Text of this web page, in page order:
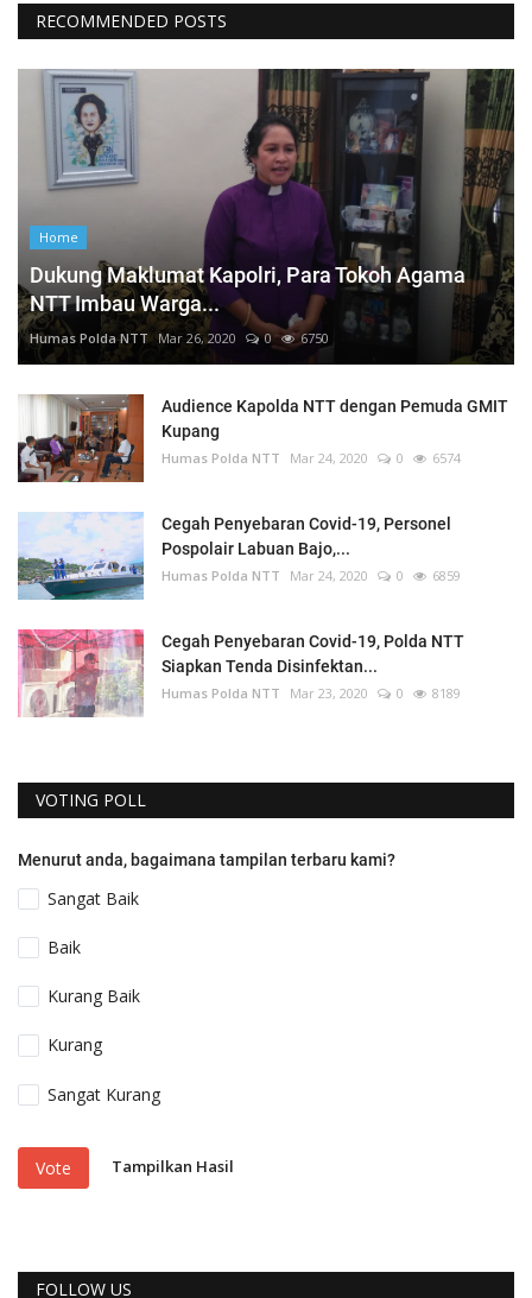
RECOMMENDED POSTS
Home
Dukung Maklumat Kapolri, Para Tokoh Agama
NTT Imbau Warga...
Humas Polda NTT Mar 26, 2020 0 6750
Audience Kapolda NTT dengan Pemuda GMIT
Kupang
Humas Polda NTT Mar 24, 2020 0 6574
Cegah Penyebaran Covid-19, Personel
Pospolair Labuan Bajo,...
Humas Polda NTT Mar 24, 2020 0 6859
Cegah Penyebaran Covid-19, Polda NTT
Siapkan Tenda Disinfektan...
Humas Polda NTT Mar 23, 2020 0 8189
VOTING POLL
Menurut anda, bagaimana tampilan terbaru kami?
Sangat Baik
Baik
Kurang Baik
Kurang
Sangat Kurang
Vote Tampilkan Hasil
FOLLOW US